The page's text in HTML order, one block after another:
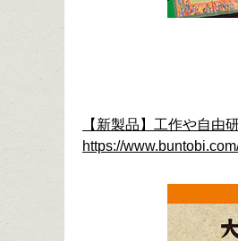
【新製品】工作や自由
https://